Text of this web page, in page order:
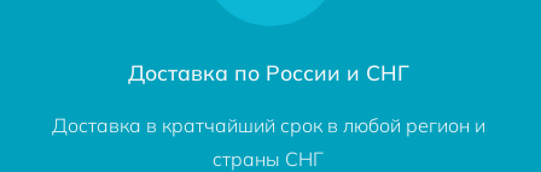
Доставка по России и СНГ
Доставка в кратчайший срок в любой регион и
страны СНГ